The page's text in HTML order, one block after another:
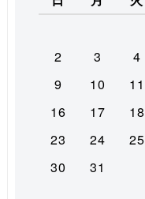
2
3 4
9
10 11
16
17 18
23
24 25
30
31